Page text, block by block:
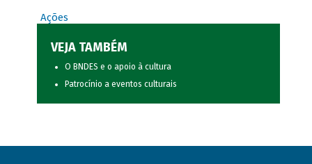
Ações
VEJA TAMBÉM
O BNDES e o apoio à cultura
Patrocínio a eventos culturais